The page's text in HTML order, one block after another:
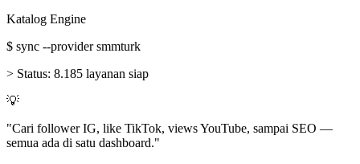
Katalog Engine
$ sync --provider smmturk
> Status: 8.185 layanan siap
💡
"Cari follower IG, like TikTok, views YouTube, sampai SEO —
semua ada di satu dashboard."